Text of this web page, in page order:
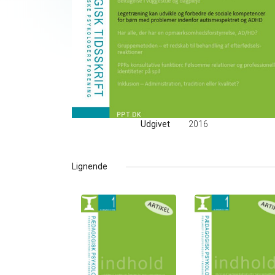
Udgivet 2016
Lignende